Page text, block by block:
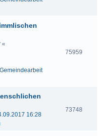
«
75959
16:28
73748